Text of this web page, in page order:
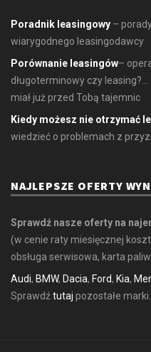
Poradnik leasingowy –
wiarygodnego leasingodawcy
Porównanie leasingów–
długoterminowy czy
miał już przed Tobą tajemnic
Kiedy możesz nie otrzymać
wiedzieć o problemach z
NAJLEPSZE OFERTY
Sprawdź nasze oferty na
(w cenie raty miesięcznej
obsługa serwisowa, karta
Audi, BMW, Dacia, Ford, Kia,
Sprawdź tutaj pozostałe marki.